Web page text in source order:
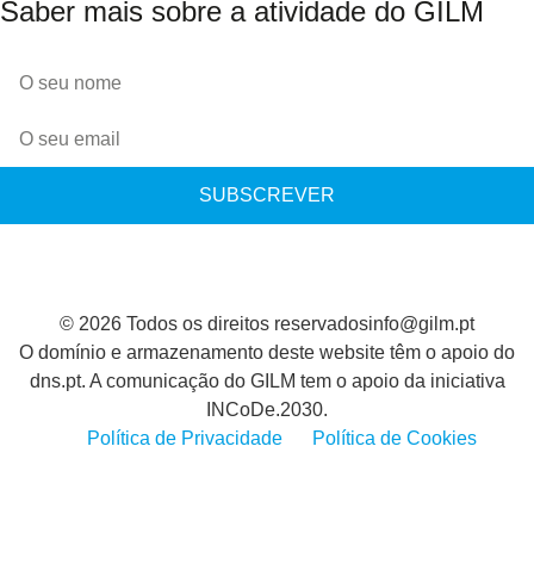
Saber mais sobre a atividade do GILM
SUBSCREVER
© 2026 Todos os direitos reservadosinfo@gilm.pt
O domínio e armazenamento deste website têm o apoio do
dns.pt. A comunicação do GILM tem o apoio da iniciativa
INCoDe.2030.
Política de Privacidade
Política de Cookies